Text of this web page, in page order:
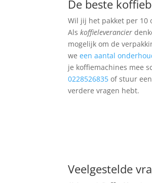
De beste
Wil jij het pakket per 10
Alskoffieleverancier
mogelijk om de
weeen aantal
je koffiemachines mee
0228526835 of stuur
verdere vragen hebt.
Veelgestelde